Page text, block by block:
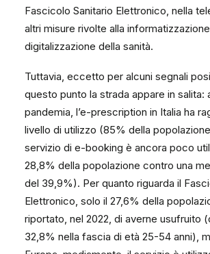
Fascicolo Sanitario Elettronico, nella
altri misure rivolte alla
digitalizzazione della sanità.
Tuttavia, eccetto per alcuni segnali
questo punto la strada appare in salita:
pandemia, l’e-prescription in Italia ha
livello di utilizzo (85% della
servizio di e-booking è ancora poco
28,8% della popolazione contro una
del 39,9%). Per quanto riguarda il
Elettronico, solo il 27,6% della
riportato, nel 2022, di averne usufruito
32,8% nella fascia di età 25-54 anni),